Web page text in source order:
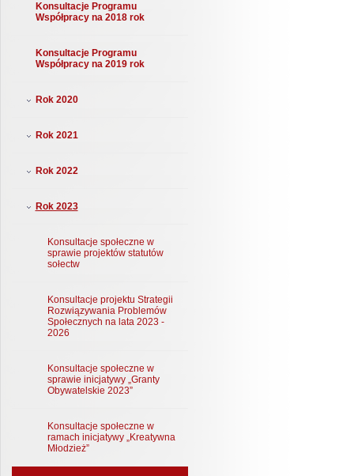
Konsultacje Programu
Współpracy na 2018 rok
Konsultacje Programu
Współpracy na 2019 rok
Rok 2020
Rok 2021
Rok 2022
Rok 2023
Konsultacje społeczne w
sprawie projektów statutów
sołectw
Konsultacje projektu Strategii
Rozwiązywania Problemów
Społecznych na lata 2023 -
2026
Konsultacje społeczne w
sprawie inicjatywy „Granty
Obywatelskie 2023”
Konsultacje społeczne w
ramach inicjatywy „Kreatywna
Młodzież”